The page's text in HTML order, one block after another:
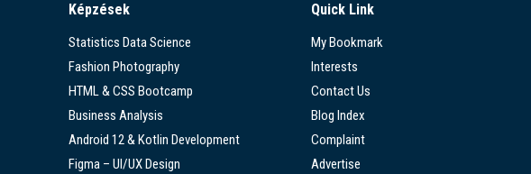
Képzések
Statistics Data Science
Fashion Photography
HTML & CSS Bootcamp
Business Analysis
Android 12 & Kotlin Development
Figma – UI/UX Design
Quick Link
My Bookmark
Interests
Contact Us
Blog Index
Complaint
Advertise